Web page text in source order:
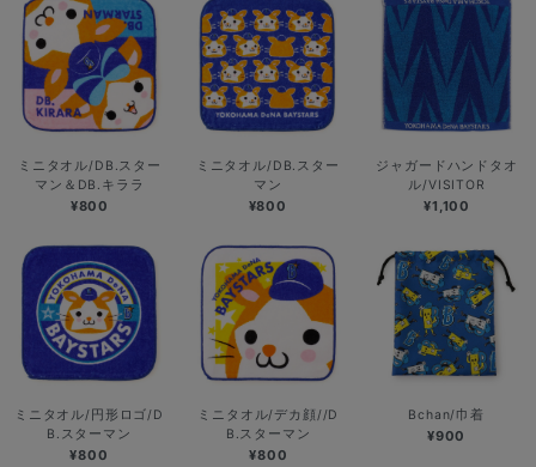
ミニタオル/DB.スター
マン＆DB.キララ
¥800
ミニタオル/DB.スター
マン
¥800
ジャガードハンドタオ
ル/VISITOR
¥1,100
ミニタオル/円形ロゴ/D
B.スターマン
¥800
ミニタオル/デカ顔//D
B.スターマン
¥800
Bchan/巾着
¥900